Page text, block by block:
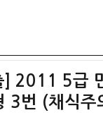
] 2011 5급
3번 (채식주